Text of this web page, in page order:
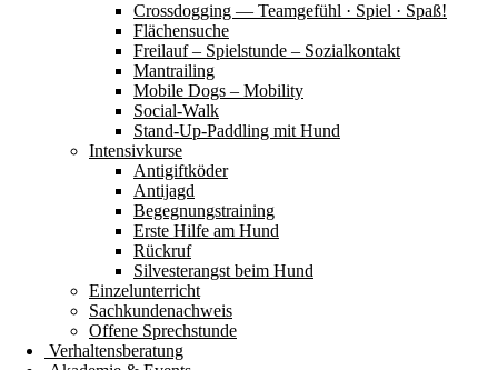
Crossdogging — Teamgefühl · Spiel · Spaß!
Flächensuche
Freilauf – Spielstunde – Sozialkontakt
Mantrailing
Mobile Dogs – Mobility
Social-Walk
Stand-Up-Paddling mit Hund
Intensivkurse
Antigiftköder
Antijagd
Begegnungstraining
Erste Hilfe am Hund
Rückruf
Silvesterangst beim Hund
Einzelunterricht
Sachkundenachweis
Offene Sprechstunde
Verhaltensberatung